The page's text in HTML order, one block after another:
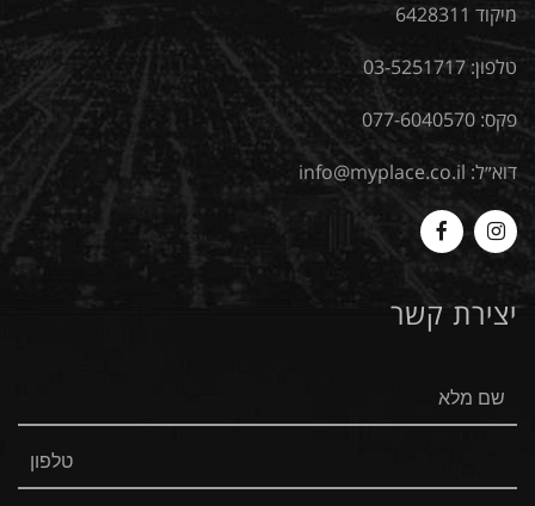
מיקוד 6428311
טלפון: 03-5251717
פקס: 077-6040570
דוא״ל: info@myplace.co.il
Myplace
-
Instagram
MyPlace
Facebook
יצירת קשר